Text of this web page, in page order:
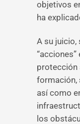
objetivos
ha
A su juicio,
protección
formación,
así como
los